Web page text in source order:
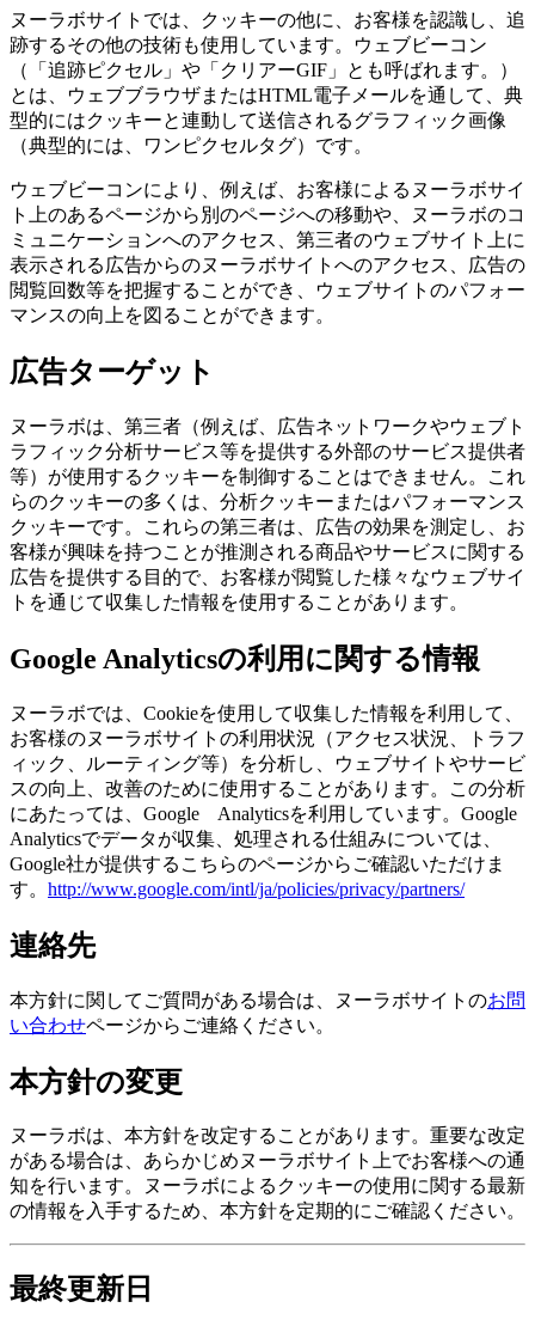
ヌーラボサイトでは、クッキーの他に、お客様を認識し、追
跡するその他の技術も使用しています。ウェブビーコン
（「追跡ピクセル」や「クリアーGIF」とも呼ばれます。）
とは、ウェブブラウザまたはHTML電子メールを通して、典
型的にはクッキーと連動して送信されるグラフィック画像
（典型的には、ワンピクセルタグ）です。
ウェブビーコンにより、例えば、お客様によるヌーラボサイ
ト上のあるページから別のページへの移動や、ヌーラボのコ
ミュニケーションへのアクセス、第三者のウェブサイト上に
表示される広告からのヌーラボサイトへのアクセス、広告の
閲覧回数等を把握することができ、ウェブサイトのパフォー
マンスの向上を図ることができます。
広告ターゲット
ヌーラボは、第三者（例えば、広告ネットワークやウェブト
ラフィック分析サービス等を提供する外部のサービス提供者
等）が使用するクッキーを制御することはできません。これ
らのクッキーの多くは、分析クッキーまたはパフォーマンス
クッキーです。これらの第三者は、広告の効果を測定し、お
客様が興味を持つことが推測される商品やサービスに関する
広告を提供する目的で、お客様が閲覧した様々なウェブサイ
トを通じて収集した情報を使用することがあります。
Google Analyticsの利用に関する情報
ヌーラボでは、Cookieを使用して収集した情報を利用して、
お客様のヌーラボサイトの利用状況（アクセス状況、トラフ
ィック、ルーティング等）を分析し、ウェブサイトやサービ
スの向上、改善のために使用することがあります。この分析
にあたっては、Google Analyticsを利用しています。Google
Analyticsでデータが収集、処理される仕組みについては、
Google社が提供するこちらのページからご確認いただけま
す。 http://www.google.com/intl/ja/policies/privacy/partners/
連絡先
本方針に関してご質問がある場合は、ヌーラボサイトのお問
い合わせページからご連絡ください。
本方針の変更
ヌーラボは、本方針を改定することがあります。重要な改定
がある場合は、あらかじめヌーラボサイト上でお客様への通
知を行います。ヌーラボによるクッキーの使用に関する最新
の情報を入手するため、本方針を定期的にご確認ください。
最終更新日